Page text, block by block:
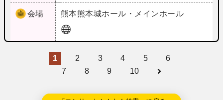
会場 熊本熊本城ホール・メインホール
1 2 3 4 5
6
7
8 9 10